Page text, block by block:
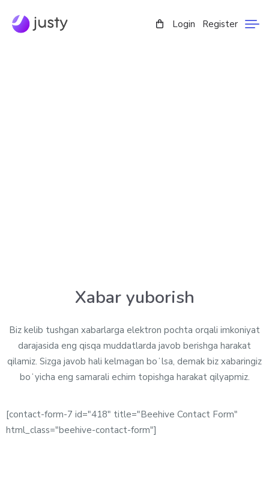
Login Register
Xabar yuborish
Biz kelib tushgan xabarlarga elektron pochta orqali imkoniyat
darajasida eng qisqa muddatlarda javob berishga harakat
qilamiz. Sizga javob hali kelmagan boʻlsa, demak biz xabaringiz
boʻyicha eng samarali echim topishga harakat qilyapmiz.
[contact-form-7 id="418" title="Beehive Contact Form"
html_class="beehive-contact-form"]